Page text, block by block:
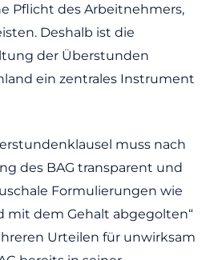
Pflicht des Arbeitnehmers,
Deshalb ist die
der Überstunden
ein zentrales Instrument
muss nach
des BAG transparent und
Formulierungen wie
mit dem Gehalt abgegolten“
Urteilen für unwirksam